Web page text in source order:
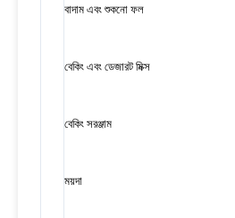
বাদাম এবং শুকনো ফল
বেকিং এবং ডেজারট মিক্স
বেকিং সরঞ্জাম
ময়দা